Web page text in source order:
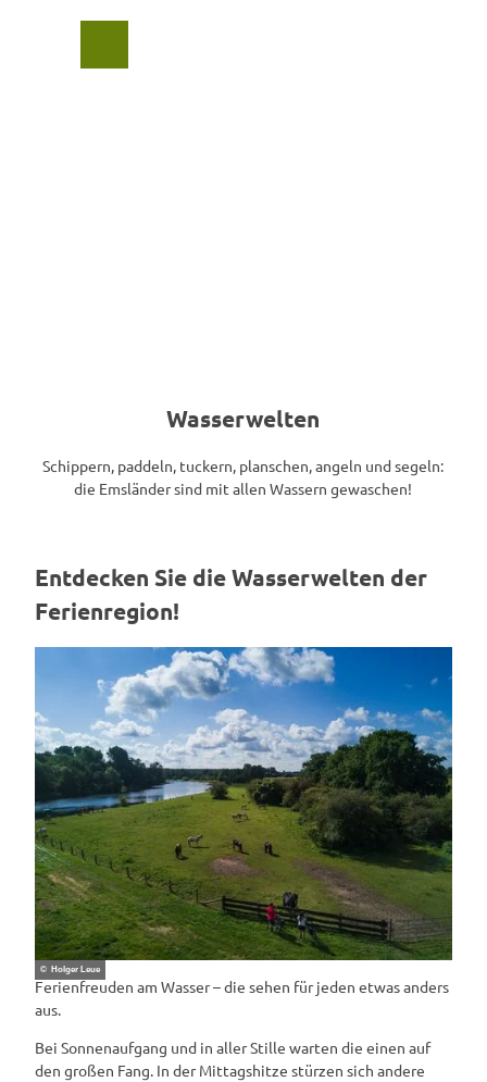
Wasserwelten
Schippern, paddeln, tuckern, planschen, angeln und segeln:
die Emsländer sind mit allen Wassern gewaschen!
Entdecken Sie die Wasserwelten der
Ferienregion!
© Holger Leue
Ferienfreuden am Wasser – die sehen für jeden etwas anders
aus.
Bei Sonnenaufgang und in aller Stille warten die einen auf
den großen Fang. In der Mittagshitze stürzen sich andere